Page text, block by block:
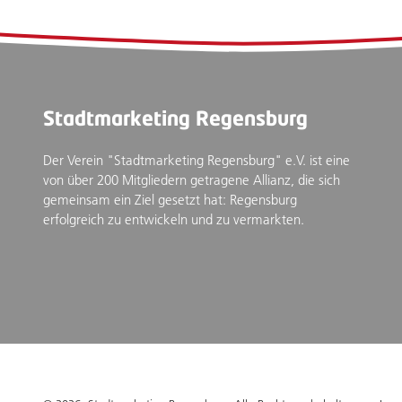
Stadtmarketing Regensburg
Der Verein "Stadtmarketing Regensburg" e.V. ist eine
von über 200 Mitgliedern getragene Allianz, die sich
gemeinsam ein Ziel gesetzt hat: Regensburg
erfolgreich zu entwickeln und zu vermarkten.